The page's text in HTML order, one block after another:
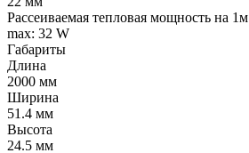
Рассеиваемая тепловая мощность на 1м
max: 32 W
Габариты
Длина
2000 мм
Ширина
51.4 мм
Высота
24.5 мм